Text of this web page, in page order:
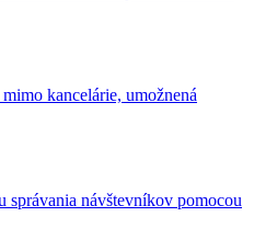
kancelárie, umožnená
návštevníkov pomocou